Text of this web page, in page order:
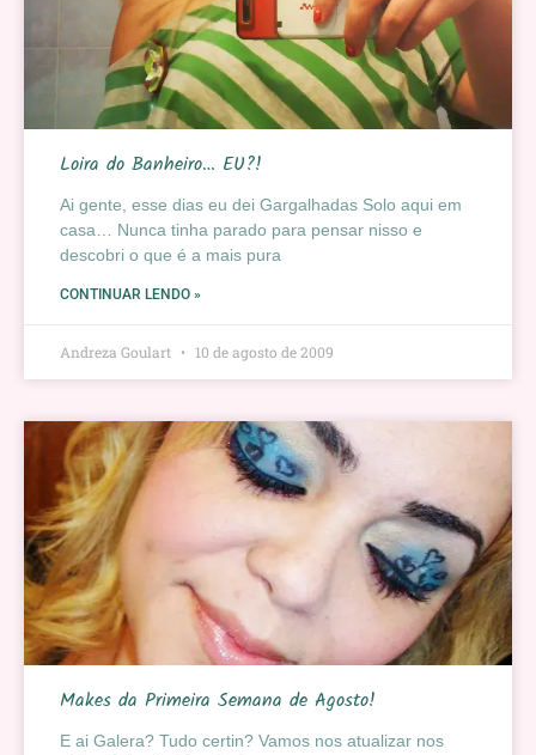
Loira do Banheiro… EU?!
Ai gente, esse dias eu dei Gargalhadas Solo aqui em
casa… Nunca tinha parado para pensar nisso e
descobri o que é a mais pura
CONTINUAR LENDO »
Andreza Goulart 10 de agosto de 2009
Makes da Primeira Semana de Agosto!
E ai Galera? Tudo certin? Vamos nos atualizar nos